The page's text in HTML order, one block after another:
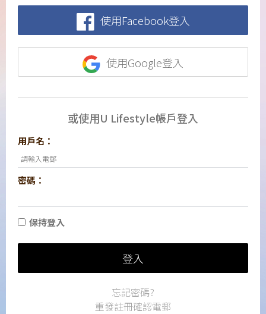
使用Facebook登入
使用Google登入
或使用U Lifestyle帳戶登入
用戶名：
密碼：
保持登入
登入
忘記密碼?
重發註冊確認電郵